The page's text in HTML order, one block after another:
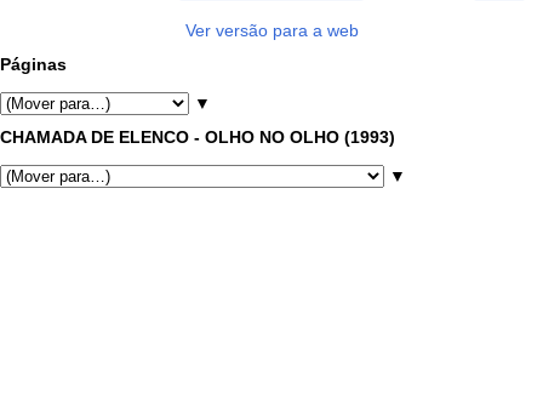
Ver versão para a web
Páginas
▼
CHAMADA DE ELENCO - OLHO NO OLHO (1993)
▼